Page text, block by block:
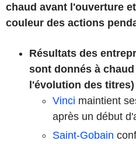
chaud avant l'ouverture
couleur des actions
Résultats des
sont donnés à
l'évolution des titres)
Vinci maintient
après un début
Saint-Gobain